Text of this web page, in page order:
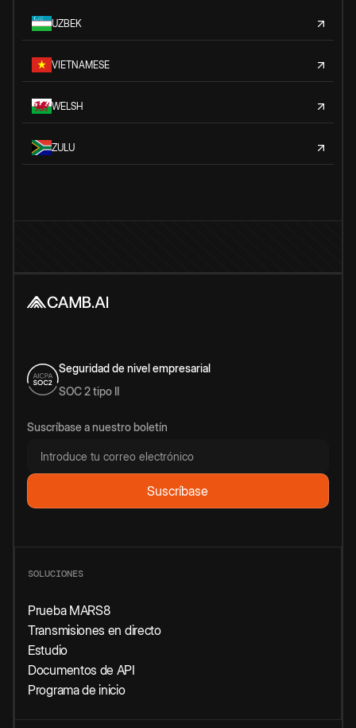
UZBEK
VIETNAMESE
WELSH
ZULU
Seguridad de nivel empresarial
SOC 2 tipo II
Suscríbase a nuestro boletín
SOLUCIONES
Prueba MARS8
Transmisiones en directo
Estudio
Documentos de API
Programa de inicio